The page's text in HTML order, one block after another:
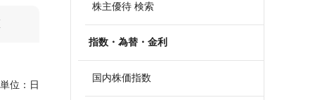
位： 日
株主優待 検索
指数・為替・金利
国内株価指数